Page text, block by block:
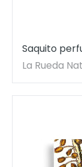
Saquito
Lavanda
La Rueda